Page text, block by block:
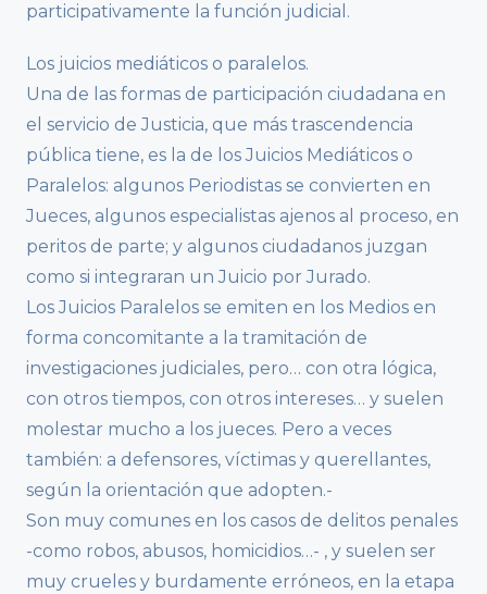
participativamente la función judicial.
Los juicios mediáticos o paralelos.
Una de las formas de participación ciudadana en
el servicio de Justicia, que más trascendencia
pública tiene, es la de los Juicios Mediáticos o
Paralelos: algunos Periodistas se convierten en
Jueces, algunos especialistas ajenos al proceso, en
peritos de parte; y algunos ciudadanos juzgan
como si integraran un Juicio por Jurado.
Los Juicios Paralelos se emiten en los Medios en
forma concomitante a la tramitación de
investigaciones judiciales, pero… con otra lógica,
con otros tiempos, con otros intereses… y suelen
molestar mucho a los jueces. Pero a veces
también: a defensores, víctimas y querellantes,
según la orientación que adopten.-
Son muy comunes en los casos de delitos penales
-como robos, abusos, homicidios…- , y suelen ser
muy crueles y burdamente erróneos, en la etapa